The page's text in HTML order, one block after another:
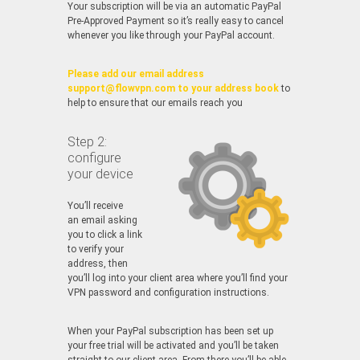
Your subscription will be via an automatic PayPal
Pre-Approved Payment so it’s really easy to cancel
whenever you like through your PayPal account.
Please add our email address
support@flowvpn.com to your address bookto
help to ensure that our emails reach you
Step 2:
configure
your device
You’ll receive
an email asking
you to click a link
to verify your
address, then
you’ll log into your client area where you’ll find your
VPN password and configuration instructions.
When your PayPal subscription has been set up
your free trial will be activated and you’ll be taken